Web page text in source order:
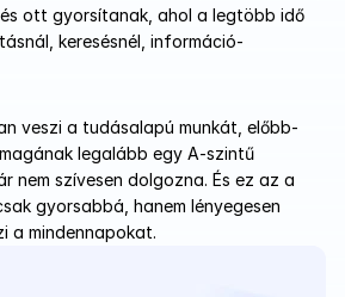
és ott gyorsítanak, ahol a legtöbb idő
keresésnél, információ-
veszi a tudásalapú munkát, előbb-
legalább egy A-szintű
nem szívesen dolgozna. És ez az a
gyorsabbá, hanem lényegesen
a mindennapokat.